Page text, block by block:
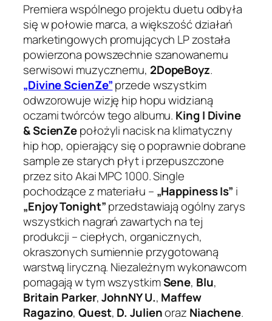
Premiera wspólnego projektu duetu odbyła
się w połowie marca, a większość działań
marketingowych promujących LP została
powierzona powszechnie szanowanemu
serwisowi muzycznemu, 2DopeBoyz.
„Divine ScienZe”przede wszystkim
odwzorowuje wizję hip hopu widzianą
oczami twórców tego albumu. King I Divine
& ScienZepołożyli nacisk na klimatyczny
hip hop, opierający się o poprawnie dobrane
sample ze starych płyt i przepuszczone
przez sito Akai MPC 1000. Single
pochodzące z materiału – „Happiness Is” i
„Enjoy Tonight”przedstawiają ogólny zarys
wszystkich nagrań zawartych na tej
produkcji – ciepłych, organicznych,
okraszonych sumiennie przygotowaną
warstwą liryczną. Niezależnym wykonawcom
pomagają w tym wszystkimSene, Blu,
Britain Parker,JohnNY U., Maffew
Ragazino,Quest, D. Julienoraz Niachene.